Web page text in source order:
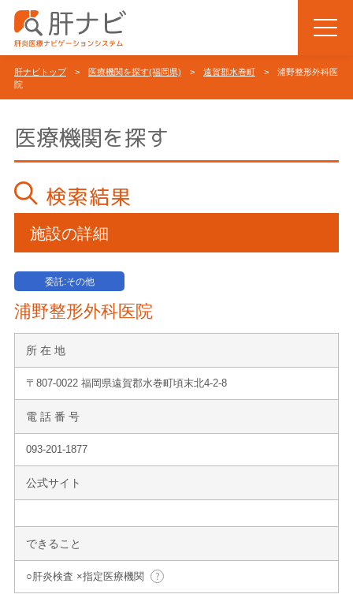
肝ナビトップ> 医療機関を探す(福岡県) > 遠賀郡水巻町 > 浦野整形外科医
院
医療機関を探す
検索結果
施設の詳細
委託:その他
浦野整形外科医院
所 在 地
〒807-0022 福岡県遠賀郡水巻町頃末北4-2-8
電 話 番 号
093-201-1877
公式サイト
できること
○肝炎検査 ×指定医療機関